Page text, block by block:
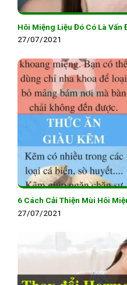
Hôi Miệng Liệu Đó Có Là Vấn
27/07/2021
6 Cách Cải Thiện Mùi Hôi
27/07/2021